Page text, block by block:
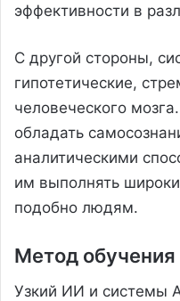
эффективности в
С другой стороны,
гипотетические,
человеческого
обладать
аналитическими
им выполнять
подобно людям.
Метод обучения
Узкий ИИ и системы